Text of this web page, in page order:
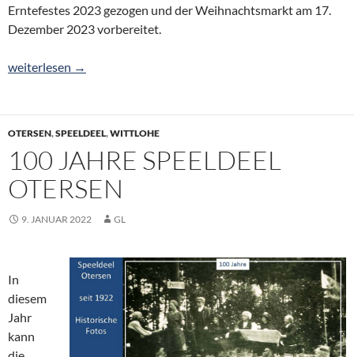
Erntefestes 2023 gezogen und der Weihnachtsmarkt am 17.
Dezember 2023 vorbereitet.
DVG-Vorstand neu gewählt
weiterlesen →
OTERSEN,SPEELDEEL,WITTLOHE
100 JAHRE SPEELDEEL
OTERSEN
9. JANUAR 2022 GL
In
diesem
Jahr
kann